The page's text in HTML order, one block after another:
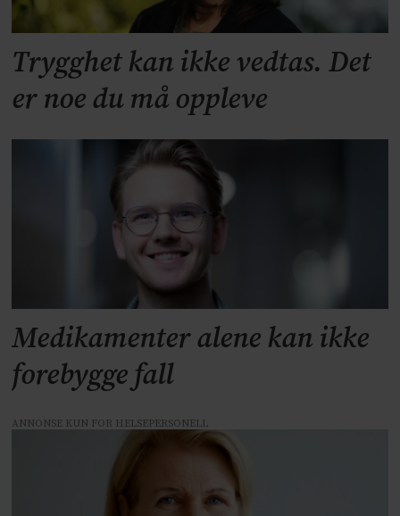
Trygghet kan ikke vedtas. Det
er noe du må oppleve
Medikamenter alene kan ikke
forebygge fall
ANNONSE KUN FOR HELSEPERSONELL